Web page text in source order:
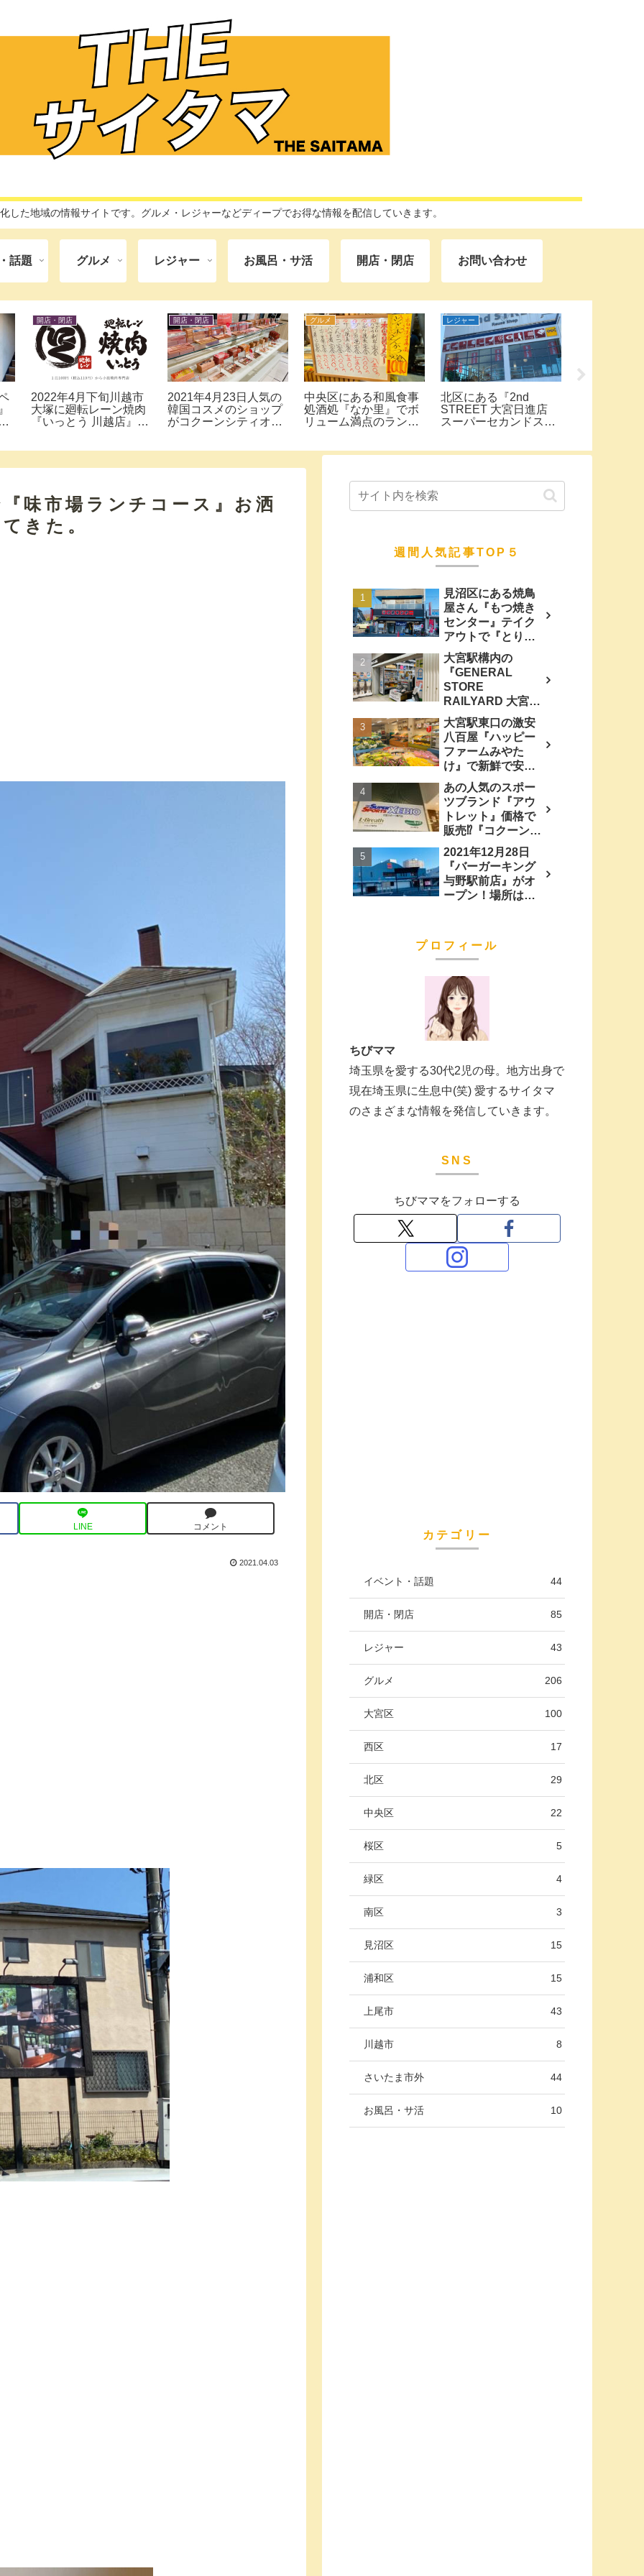
した地域の情報サイトです。グルメ・レジャーなどディープでお得な情報を配信していきます。
話題 グルメ レジャー お風呂・サ活 開店・閉店 お問い合わせ
開店・閉店
2022年4月下旬川越市
大塚に廻転レーン焼肉
『いっとう 川越店』が
開店・閉店
2021年4月23日人気の
韓国コスメのショップ
がコクーンシティオー
ってきた。
グルメ
中央区にある和風食事
処酒処『なか里』でボ
リューム満点のランチ
レジャー
北区にある『2nd
STREET 大宮日進店
スーパーセカンドスト
発掘、気分は宝探し！
味市場ランチコース』お洒
きた。
LINE コメント
2021.04.03
週間人気記事TOP５
見沼区にある焼鳥
屋さん『もつ焼き
センター』テイク
アウトで『とりね
ぎ』『カシラ』
『ナンコツ』他買
って食べてみた。
大宮駅構内の
『GENERAL
STORE
RAILYARD 大宮』
JR東日本グループ
の鉄道グッズ専門
店に行ってみた。
大宮駅東口の激安
八百屋『ハッピー
ファームみやた
け』で新鮮で安い
『野菜』『果物』
買って食べてみ
た。
あの人気のスポー
ツブランド『アウ
トレット』価格で
販売⁉︎『コクーンシ
ティ 』にある『ス
ーパースポーツゼ
ビオ』に行ってみ
た。
2021年12月28日
『バーガーキング
与野駅前店』がオ
ープン！場所は
地…
プロフィール
ちびママ
埼玉県を愛する30代2児の母。地方出身で
現在埼玉県に生息中(笑) 愛するサイタマ
のさまざまな情報を発信していきます。
SNS
ちびママをフォローする
カテゴリー
イベント・話題 44
開店・閉店 85
レジャー 43
グルメ 206
大宮区 100
西区 17
北区 29
中央区 22
桜区 5
緑区 4
南区 3
見沼区 15
浦和区 15
上尾市 43
川越市 8
さいたま市外 44
お風呂・サ活 10